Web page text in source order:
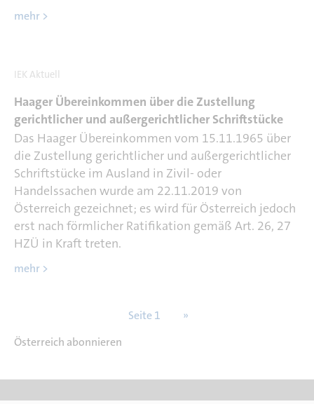
mehr >
IEK Aktuell
Haager Übereinkommen über die Zustellung
gerichtlicher und außergerichtlicher Schriftstücke
Das Haager Übereinkommen vom 15.11.1965 über
die Zustellung gerichtlicher und außergerichtlicher
Schriftstücke im Ausland in Zivil- oder
Handelssachen wurde am 22.11.2019 von
Österreich gezeichnet; es wird für Österreich jedoch
erst nach förmlicher Ratifikation gemäß Art. 26, 27
HZÜ in Kraft treten.
mehr >
i
e
n
Seite 1
N
››
Österreich abonnieren